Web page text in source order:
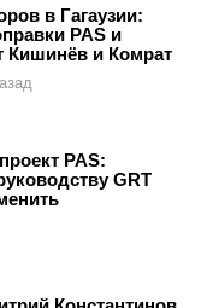
в Гагаузии:
PAS и
Кишинёв и Комрат
PAS:
GRT